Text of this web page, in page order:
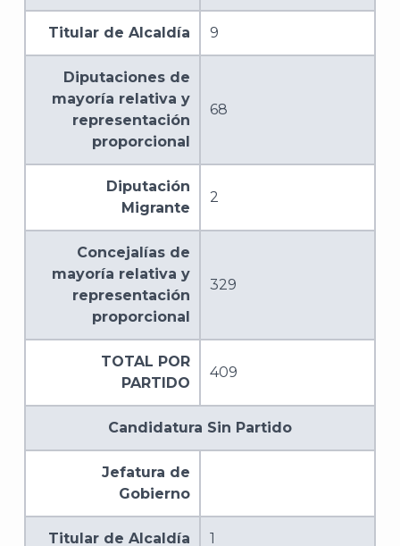
Titular de Alcaldía 9
Diputaciones de
mayoría relativa y
representación
proporcional
68
Diputación
Migrante
2
Concejalías de
mayoría relativa y
representación
proporcional
329
TOTAL POR
PARTIDO
409
Candidatura Sin Partido
Jefatura de
Gobierno
Titular de Alcaldía 1